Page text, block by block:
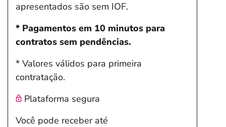
apresentados são sem IOF.
* Pagamentos em 10 minutos para
contratos sem pendências.
* Valores válidos para primeira
contratação.
Plataforma segura
Você pode receber até